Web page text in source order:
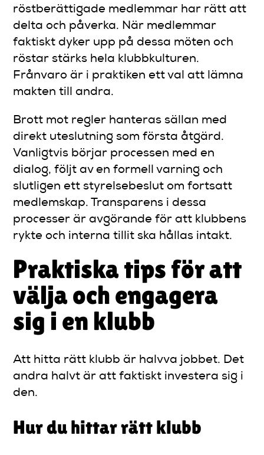
röstberättigade medlemmar har rätt att
delta och påverka. När medlemmar
faktiskt dyker upp på dessa möten och
röstar stärks hela klubbkulturen.
Frånvaro är i praktiken ett val att lämna
makten till andra.
Brott mot regler hanteras sällan med
direkt uteslutning som första åtgärd.
Vanligtvis börjar processen med en
dialog, följt av en formell varning och
slutligen ett styrelsebeslut om fortsatt
medlemskap. Transparens i dessa
processer är avgörande för att klubbens
rykte och interna tillit ska hållas intakt.
Praktiska tips för att
välja och engagera
sig i en klubb
Att hitta rätt klubb är halvva jobbet. Det
andra halvt är att faktiskt investera sig i
den.
Hur du hittar rätt klubb